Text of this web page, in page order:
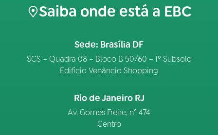
Saiba onde está a EBC
Sede: Brasília DF
SCS – Quadra 08 – Bloco B 50/60 – 1º Subsolo
Edifício Venâncio Shopping
Rio de Janeiro RJ
Av. Gomes Freire, n° 474
Centro